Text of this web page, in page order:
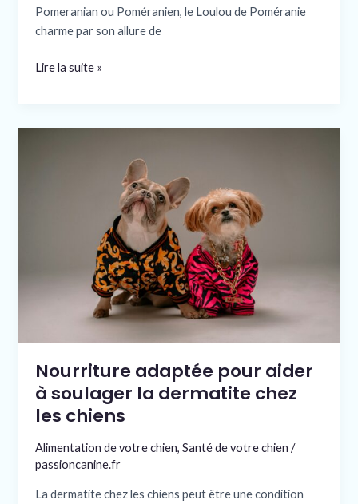
Pomeranian ou Poméranien, le Loulou de Poméranie
charme par son allure de
Lire la suite »
Nourriture adaptée pour aider
à soulager la dermatite chez
les chiens
Alimentation de votre chien,Santé de votre chien /
passioncanine.fr
La dermatite chez les chiens peut être une condition